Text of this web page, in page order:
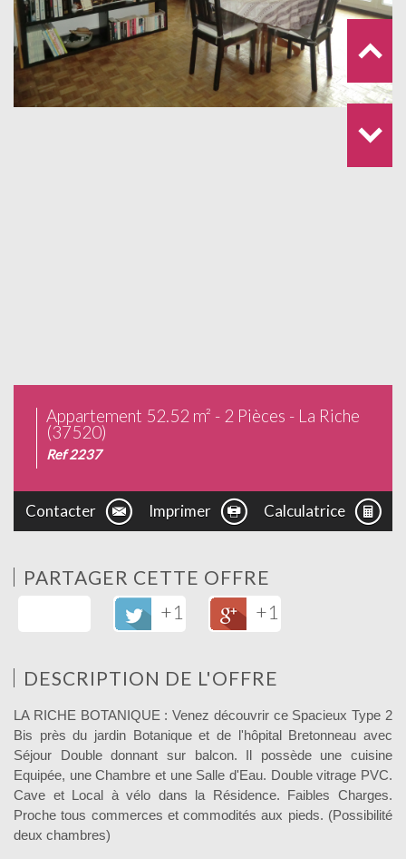
Appartement 52.52 m² - 2 Pièces - La Riche
(37520)
Ref 2237
Contacter Imprimer Calculatrice
PARTAGER CETTE OFFRE
+1
+1
DESCRIPTION DE L'OFFRE
LA RICHE BOTANIQUE : Venez découvrir ce Spacieux Type 2
Bis près du jardin Botanique et de l'hôpital Bretonneau avec
Séjour Double donnant sur balcon. Il possède une cuisine
Equipée, une Chambre et une Salle d'Eau. Double vitrage PVC.
Cave et Local à vélo dans la Résidence. Faibles Charges.
Proche tous commerces et commodités aux pieds. (Possibilité
deux chambres)